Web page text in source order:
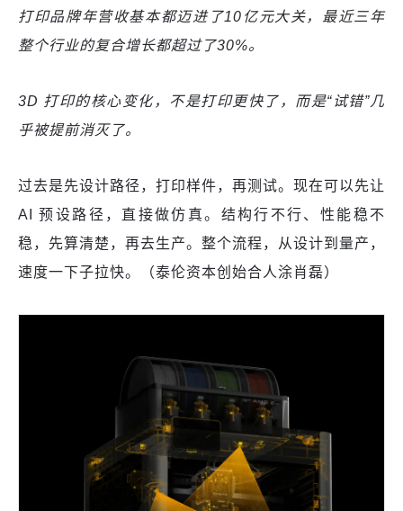
打印品牌年营收基本都迈进了10亿元大关，最近三年
整个行业的复合增长都超过了30%。
3D 打印的核心变化，不是打印更快了，而是“试错”几
乎被提前消灭了。
过去是先设计路径，打印样件，再测试。现在可以先让
AI 预设路径，直接做仿真。结构行不行、性能稳不
稳，先算清楚，再去生产。整个流程，从设计到量产，
速度一下子拉快。（泰伦资本创始合人涂肖磊）